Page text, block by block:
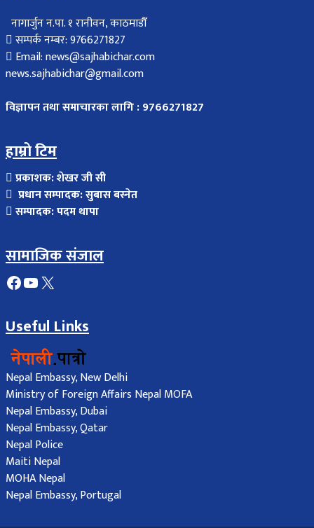
नागार्जुन न.पा. १ रानीवन, काठमाडौँ
सम्पर्क नम्बर: 9766271827
Email: news@sajhabichar.com
news.sajhabichar@gmail.com
विज्ञापन तथा समाचारका लागि : 9766271827
हाम्रो टिम
प्रकाशक: शेखर जी सी
प्रधान सम्पादक: सुबास बस्नेत
सम्पादक: पदम थापा
सामाजिक संजाल
Facebook
YouTube
X
Useful Links
Nepal Embassy, New Delhi
Ministry of Foreign Affairs Nepal MOFA
Nepal Embassy, Dubai
Nepal Embassy, Qatar
Nepal Police
Maiti Nepal
MOHA Nepal
Nepal Embassy, Portugal